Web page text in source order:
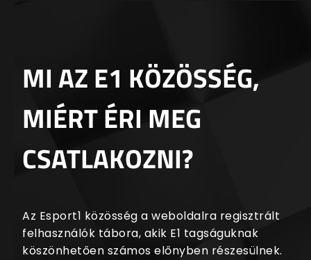
MI AZ E1 KÖZÖSSÉG,
MIÉRT ÉRI MEG
CSATLAKOZNI?
Az Esport1 közösség a weboldalra regisztrált
felhasználók tábora, akik E1 tagságuknak
köszönhetően számos előnyben részesülnek.